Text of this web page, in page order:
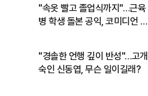
"속옷 빨고 졸업식까지"…근육
병 학생 돌본 공익, 코미디언 김
"경솔한 언행 깊이 반성"…고개
숙인 신동엽, 무슨 일이길래?